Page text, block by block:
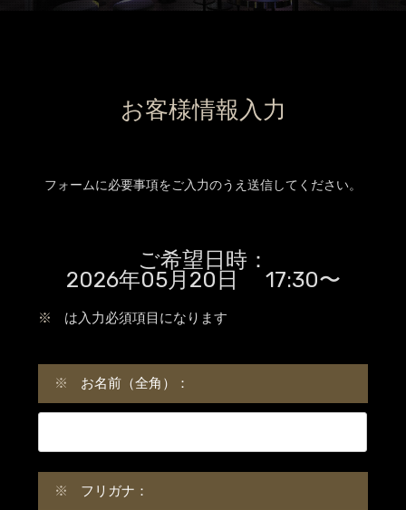
お客様情報入力
フォームに必要事項をご入力のうえ送信してください。
ご希望日時：
2026年05月20日 17:30〜
※ は入力必須項目になります
※ お名前（全角）：
※ フリガナ：